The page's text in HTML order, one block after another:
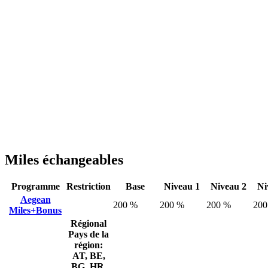
Miles échangeables
Programme Restriction Base Niveau 1 Niveau 2
Aegean
Miles+Bonus
200 % 200 % 200 %
Régional
Pays de la
région:
AT, BE,